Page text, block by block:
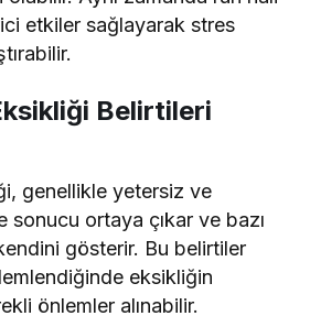
etkiler sağlayarak stres
Belirtileri
genellikle yetersiz ve
sonucu ortaya çıkar ve bazı
gösterir. Bu belirtiler
eksikliğin
önlemler alınabilir.